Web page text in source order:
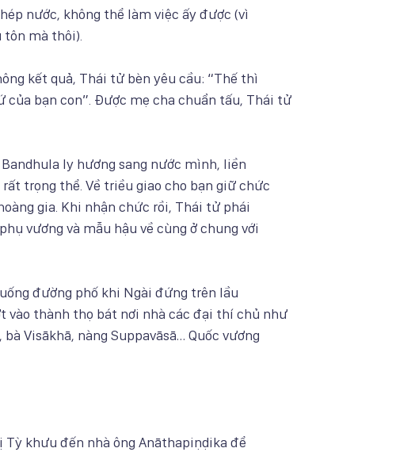
nước, không thể làm việc ấy được (vì
mà thôi).
kết quả, Thái tử bèn yêu cầu: “Thế thì
của bạn con”. Được mẹ cha chuẩn tấu, Thái tử
ly hương sang nước mình, liền
trọng thể. Về triều giao cho bạn giữ chức
gia. Khi nhận chức rồi, Thái tử phái
vương và mẫu hậu về cùng ở chung với
đường phố khi Ngài đứng trên lầu
thành thọ bát nơi nhà các đại thí chủ như
Visākhā, nàng Suppavāsā… Quốc vương
Tỳ khưu đến nhà ông Anāthapiṇḍika để